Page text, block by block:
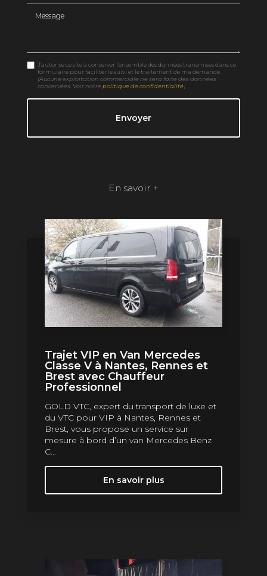
Message
J'autorise ce site à conserver l'ensemble des données transmises dans ce
formulaire pour faciliter le suivi et le traitement de ma demande.
(Aucune exploitation commerciale ne sera faite des données
concervées. Voir notrepolitique de confidentialité)
En savoir +
Trajet VIP en Van Mercedes
Classe V à Nantes, Rennes et
Brest avec Chauffeur
Professionnel
GOLD VTC, expert du transport de luxe et
du VTC pour VIP à Nantes, Rennes et
Brest, vous propose un service sur
mesure à bord d’un van Mercedes Benz
C...
En savoir plus